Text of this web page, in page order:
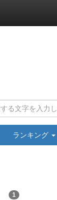
ランキング
1